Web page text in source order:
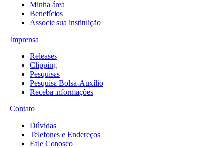
Minha área
Benefícios
Associe sua instituição
Imprensa
Releases
Clipping
Pesquisas
Pesquisa Bolsa-Auxílio
Receba informações
Contato
Dúvidas
Telefones e Endereços
Fale Conosco